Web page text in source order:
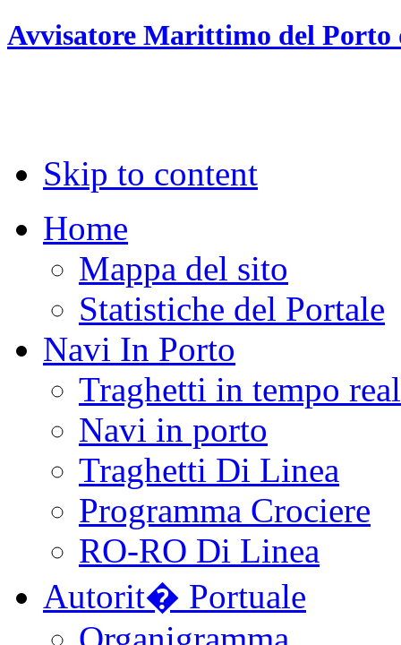
Avvisatore Marittimo del
Skip to content
Home
Mappa del sito
Statistiche del Portale
Navi In Porto
Traghetti in tempo
Navi in porto
Traghetti Di Linea
Programma Crociere
RO-RO Di Linea
Autorit� Portuale